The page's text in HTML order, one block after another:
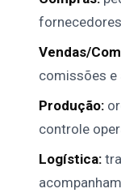
Vendas/
comissões e
Produção:
controle
Logística: